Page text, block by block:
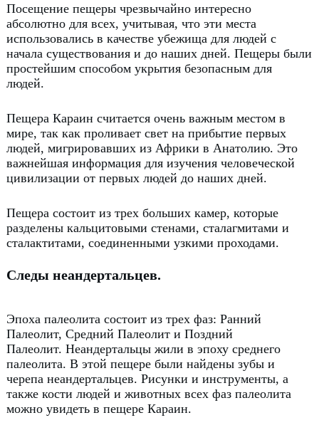
Посещение пещеры чрезвычайно интересно
абсолютно для всех, учитывая, что эти места
использовались в качестве убежища для людей с
начала существования и до наших дней. Пещеры были
простейшим способом укрытия безопасным для
людей.
Пещера Караин считается очень важным местом в
мире, так как проливает свет на прибытие первых
людей, мигрировавших из Африки в Анатолию. Это
важнейшая информация для изучения человеческой
цивилизации от первых людей до наших дней.
Пещера состоит из трех больших камер, которые
разделены кальцитовыми стенами, сталагмитами и
сталактитами, соединенными узкими проходами.
Следы неандертальцев.
Эпоха палеолита состоит из трех фаз: Ранний
Палеолит, Средний Палеолит и Поздний
Палеолит. Неандертальцы жили в эпоху среднего
палеолита. В этой пещере были найдены зубы и
черепа неандертальцев. Рисунки и инструменты, а
также кости людей и животных всех фаз палеолита
можно увидеть в пещере Караин.